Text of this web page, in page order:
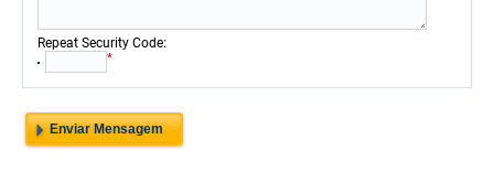
Repeat Security Code:
*